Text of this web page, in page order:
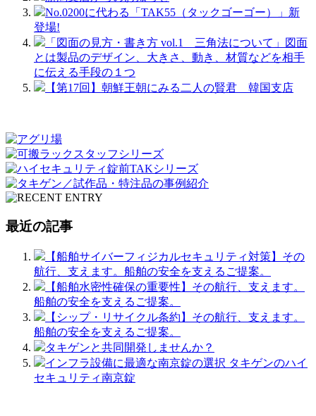
No.0200に代わる「TAK55（タックゴーゴー）」新
登場!
「図面の見方・書き方 vol.1 三角法について」図面
とは製品のデザイン、大きさ、動き、材質などを相手
に伝える手段の１つ
【第17回】朝鮮王朝にみる二人の賢君 韓国支店
最近の記事
【船舶サイバーフィジカルセキュリティ対策】その
航行、支えます。船舶の安全を支えるご提案。
【船舶水密性確保の重要性】その航行、支えます。
船舶の安全を支えるご提案。
【シップ・リサイクル条約】その航行、支えます。
船舶の安全を支えるご提案。
タキゲンと共同開発しませんか？
インフラ設備に最適な南京錠の選択 タキゲンのハイ
セキュリティ南京錠